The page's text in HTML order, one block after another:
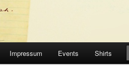
Impressum Events Shirts